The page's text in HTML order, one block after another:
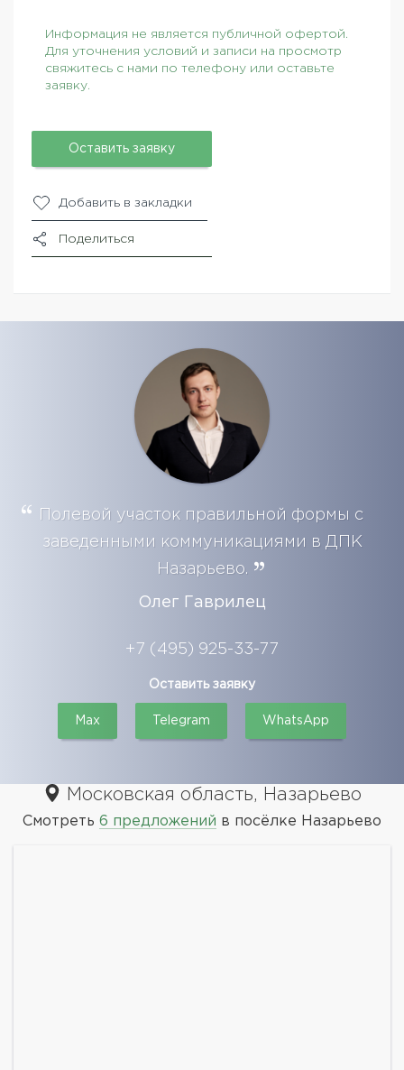
Информация не является публичной офертой.
Для уточнения условий и записи на просмотр
свяжитесь с нами по телефону или оставьте
заявку.
Оставить заявку
Добавить в закладки
Поделиться
Полевой участок правильной формы с
заведенными коммуникациями в ДПК
Назарьево.
Олег Гаврилец
+7 (495) 925-33-77
Оставить заявку
Max Telegram WhatsApp
Московская область, Назарьево
Смотреть 6 предложений в посёлке Назарьево